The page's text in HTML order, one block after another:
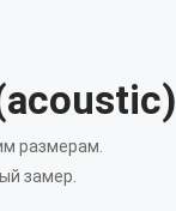
размерам.
замер.